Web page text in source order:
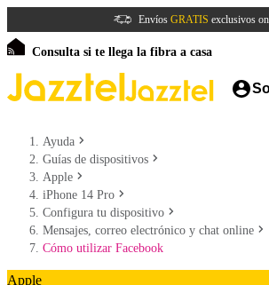
Envíos GRATIS exclusivos
Consulta si te llega la fibra a casa
Ayuda
Guías de dispositivos
Apple
iPhone 14 Pro
Configura tu dispositivo
Mensajes, correo electrónico y chat online
Cómo utilizar Facebook
Apple